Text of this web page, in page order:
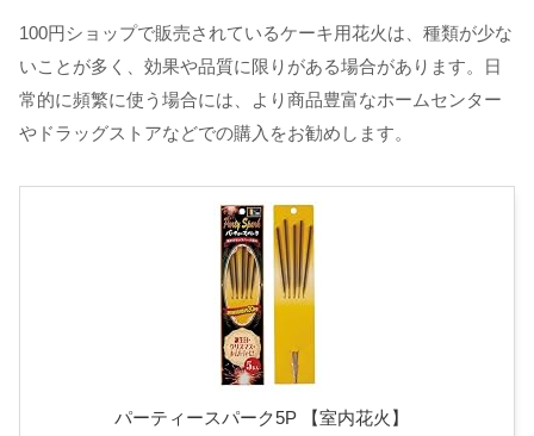
100円ショップで販売されているケーキ用花火は、種類が少な
いことが多く、効果や品質に限りがある場合があります。日
常的に頻繁に使う場合には、より商品豊富なホームセンター
やドラッグストアなどでの購入をお勧めします。
パーティースパーク5P 【室内花火】